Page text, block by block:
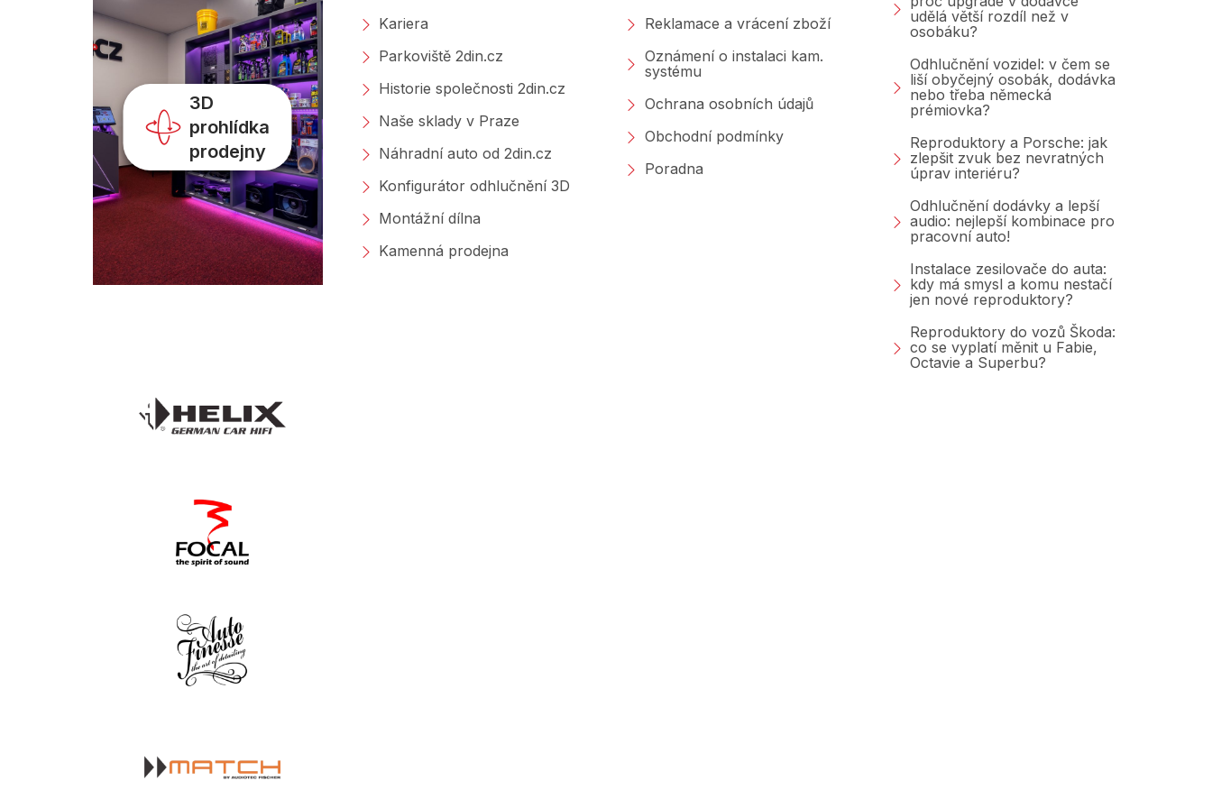
3D
prohlídka
prodejny
Kariera
Parkoviště 2din.cz
Historie společnosti 2din.cz
Naše sklady v Praze
Náhradní auto od 2din.cz
Konfigurátor odhlučnění 3D
Montážní dílna
Kamenná prodejna
Reklamace a vrácení zboží
Oznámení o instalaci kam.
systému
Ochrana osobních údajů
Obchodní podmínky
Poradna
udělá větší rozdíl než v
osobáku?
Odhlučnění vozidel: v čem se
liší obyčejný osobák, dodávka
nebo třeba německá
prémiovka?
Reproduktory a Porsche: jak
zlepšit zvuk bez nevratných
úprav interiéru?
Odhlučnění dodávky a lepší
audio: nejlepší kombinace pro
pracovní auto!
Instalace zesilovače do auta:
kdy má smysl a komu nestačí
jen nové reproduktory?
Reproduktory do vozů Škoda:
co se vyplatí měnit u Fabie,
Octavie a Superbu?